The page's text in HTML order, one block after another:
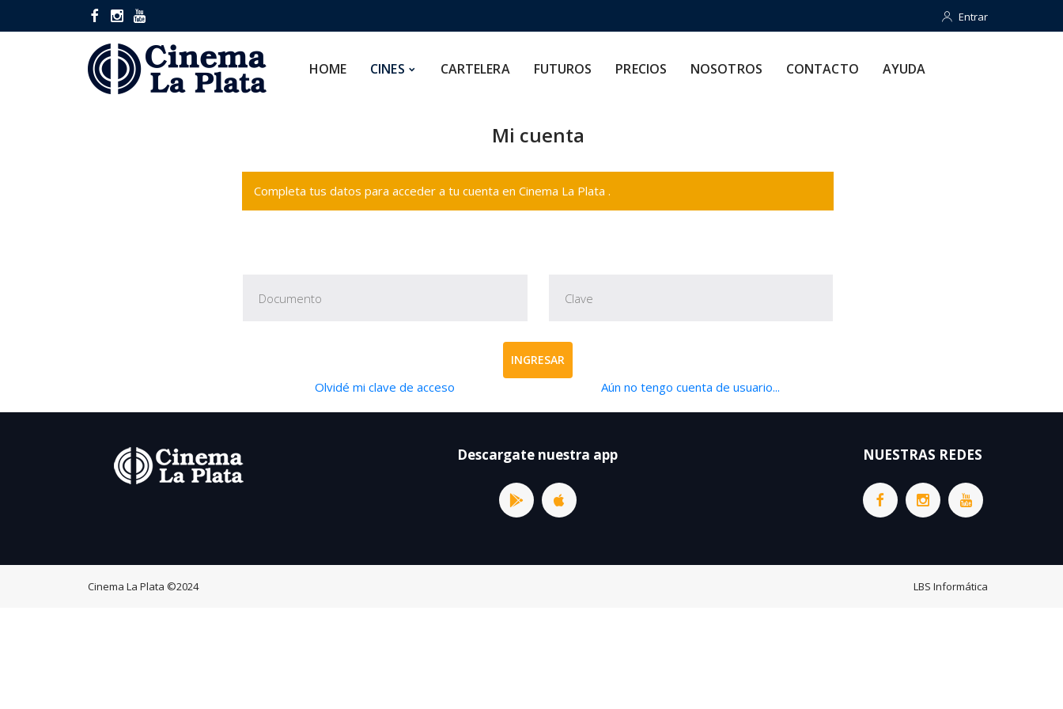
Entrar
Entrar
HOME CINES CARTELERA FUTUROS PRECIOS NOSOTROS CONTACTO AYUDA
Mi cuenta
Completa tus datos para acceder a tu cuenta en Cinema La Plata .
INGRESAR
Olvidé mi clave de acceso Aún no tengo cuenta de usuario...
Descargate nuestra app NUESTRAS REDES
Cinema La Plata ©2024 LBS Informática